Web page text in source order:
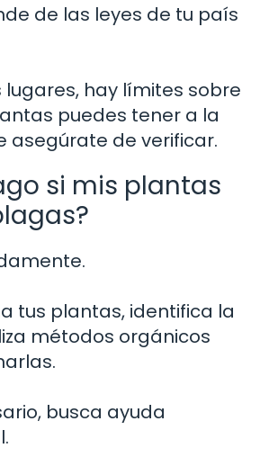
de las leyes de tu país
lugares, hay límites sobre
puedes tener a la
asegúrate de verificar.
si mis plantas
tus plantas, identifica la
métodos orgánicos
busca ayuda